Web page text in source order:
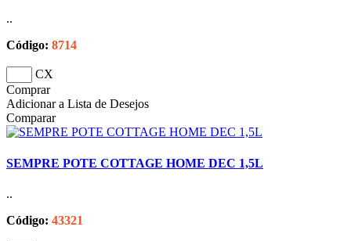
..
Código: 8714
CX
Comprar
Adicionar a Lista de Desejos
Comparar
SEMPRE POTE COTTAGE HOME DEC 1,5L
..
Código: 43321